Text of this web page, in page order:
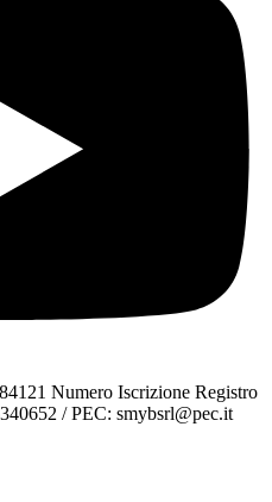
Numero Iscrizione Registro
/ PEC: smybsrl@pec.it